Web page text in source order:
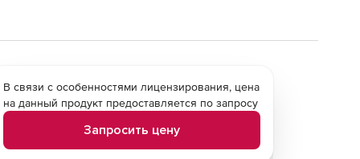
В связи с особенностями лицензирования, цена
на данный продукт предоставляется по запросу
Запросить цену